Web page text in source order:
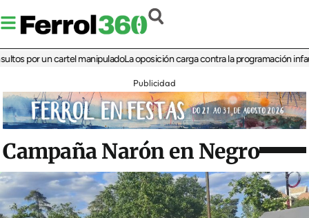
un cartel manipuladoLa oposición carga contra la programación infantil de
Publicidad
Campaña Narón en Negro